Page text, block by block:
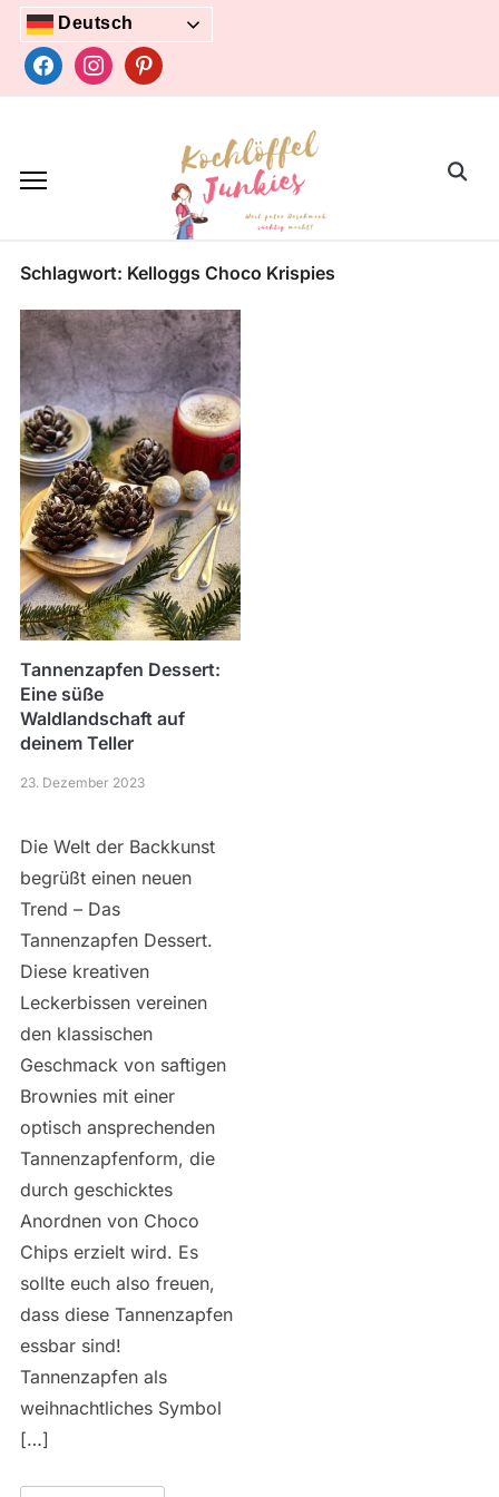
Skip
content
Deutsch
facebookinstagrampinterest
Search
Schlagwort: Kelloggs Choco Krispies
Tannenzapfen Dessert:
Eine süße
Waldlandschaft auf
deinem Teller
23. Dezember 2023
Die Welt der Backkunst
begrüßt einen neuen
Trend – Das
Tannenzapfen Dessert.
Diese kreativen
Leckerbissen vereinen
den klassischen
Geschmack von saftigen
Brownies mit einer
optisch ansprechenden
Tannenzapfenform, die
durch geschicktes
Anordnen von Choco
Chips erzielt wird. Es
sollte euch also freuen,
dass diese Tannenzapfen
essbar sind!
Tannenzapfen als
weihnachtliches Symbol
[…]